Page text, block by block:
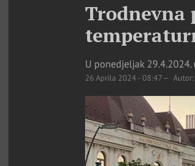
Trodnevna
U ponedjeljak
26 Aprila 2024 - 08:47